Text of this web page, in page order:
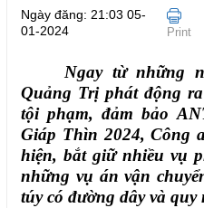
Ngày đăng: 21:03 05-
01-2024
Print
Ngay từ những
Quảng Trị phát động
tội phạm, đảm bảo
Giáp Thìn 2024, Công
hiện, bắt giữ nhiều vụ
những vụ án vận
túy có đường dây và quy